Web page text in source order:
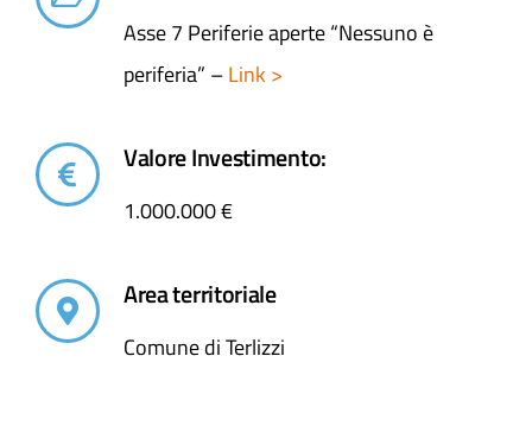
Asse 7 Periferie aperte “Nessuno è
periferia” –Link >
Valore Investimento:
1.000.000 €
Area territoriale
Comune di Terlizzi